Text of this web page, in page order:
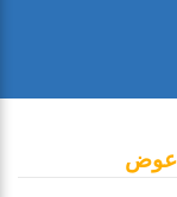
عوض